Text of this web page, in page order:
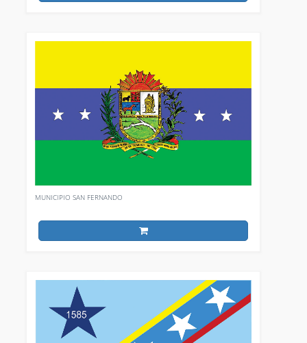
MUNICIPIO SAN FERNANDO